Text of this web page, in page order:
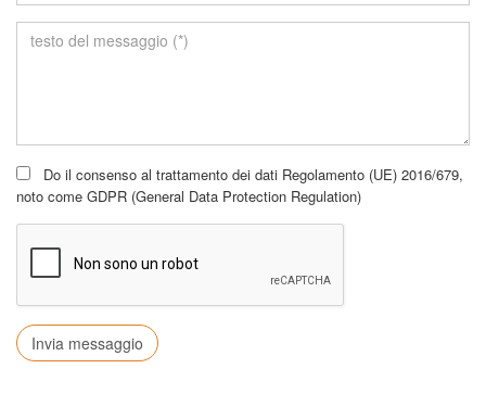
Messaggio
Do il consenso al trattamento dei dati Regolamento (UE) 2016/679,
noto come GDPR (General Data Protection Regulation)
Invia messaggio